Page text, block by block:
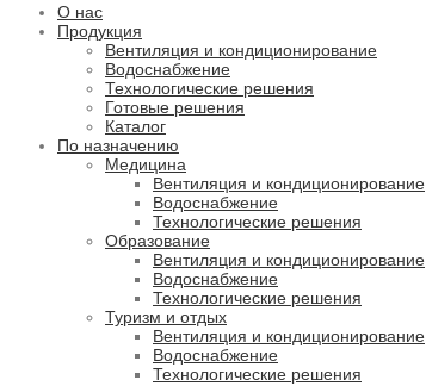
О нас
Продукция
Вентиляция и кондиционирование
Водоснабжение
Технологические решения
Готовые решения
Каталог
По назначению
Медицина
Вентиляция и кондиционирование
Водоснабжение
Технологические решения
Образование
Вентиляция и кондиционирование
Водоснабжение
Технологические решения
Туризм и отдых
Вентиляция и кондиционирование
Водоснабжение
Технологические решения